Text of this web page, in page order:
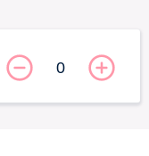
0